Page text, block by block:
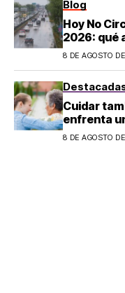
Blog
Hoy No
2026: qué
salir en
8 DE AGOSTO
Cuidar
enfrenta
8 DE AGOSTO